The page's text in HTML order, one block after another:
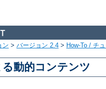
ン > バージョン 2.4 > How-To / チ
動的コンテンツ